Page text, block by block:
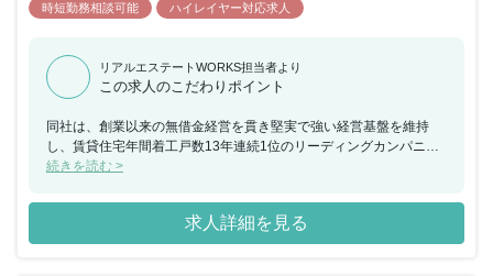
時短勤務相談可能
ハイレイヤー対応求人
リアルエステートWORKS担当者より
この求人のこだわりポイント
同社は、創業以来の無借金経営を貫き堅実で強い経営基盤を維持
し、賃貸住宅年間着工戸数13年連続1位のリーディングカンパニー
として業界をリードしています。 高い不動産収益性と建設会社前身
人材力を強みに成長しております。当部門の拡大のため、大阪・名
古屋・福岡で新たに立ち上げを行うこととなり、今回、福岡支店で
流通部門責任者候補を募集することとなりました。テナント企業と
続きを読む >
求人詳細を見る